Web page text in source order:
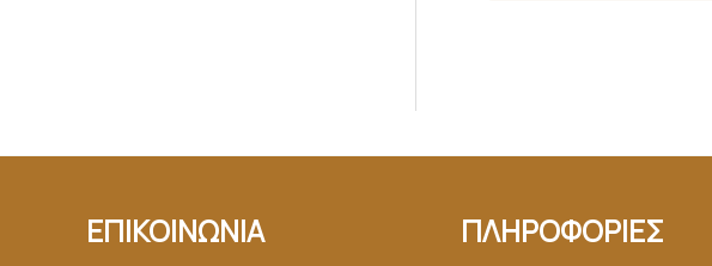
ΕΠΙΚΟΙΝΩΝΙΑ ΠΛΗΡΟΦΟΡΙΕΣ